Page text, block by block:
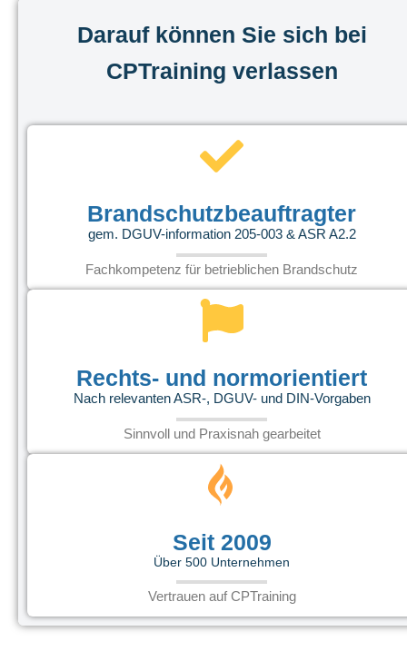
Darauf können Sie sich bei
CPTraining verlassen
Brandschutzbeauftragter
gem. DGUV-information 205-003 & ASR A2.2
Fachkompetenz für betrieblichen Brandschutz
Rechts- und normorientiert
Nach relevanten ASR-, DGUV- und DIN-Vorgaben
Sinnvoll und Praxisnah gearbeitet
Seit 2009
Über 500 Unternehmen
Vertrauen auf CPTraining